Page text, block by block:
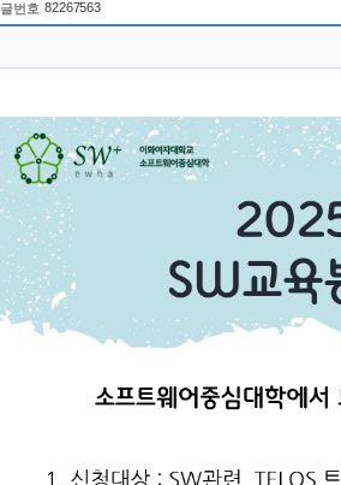
글번호 82267563